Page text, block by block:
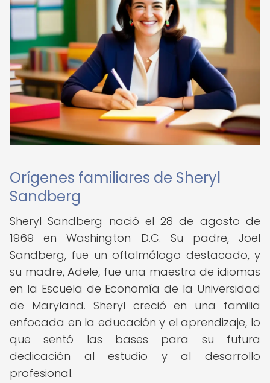
Orígenes familiares de Sheryl
Sandberg
Sheryl Sandberg nació el 28 de agosto de
1969 en Washington D.C. Su padre, Joel
Sandberg, fue un oftalmólogo destacado, y
su madre, Adele, fue una maestra de idiomas
en la Escuela de Economía de la Universidad
de Maryland. Sheryl creció en una familia
enfocada en la educación y el aprendizaje, lo
que sentó las bases para su futura
dedicación al estudio y al desarrollo
profesional.